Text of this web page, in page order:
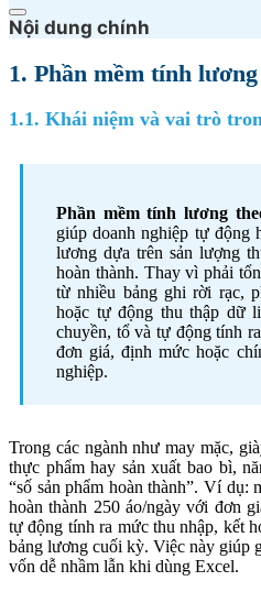
Nội dung chính
1. Phần mềm tính
1.1. Khái niệm và vai trò
Phần mềm tính lương
giúp doanh nghiệp tự động
lương dựa trên sản lượng
hoàn thành. Thay vì phải
từ nhiều bảng ghi rời rạc,
hoặc tự động thu thập dữ
chuyền, tổ và tự động tính
đơn giá, định mức hoặc
nghiệp.
Trong các ngành như may mặc,
thực phẩm hay sản xuất bao bì,
“số sản phẩm hoàn thành”. Ví dụ:
hoàn thành 250 áo/ngày với đơn
tự động tính ra mức thu nhập, kết
bảng lương cuối kỳ. Việc này giúp
vốn dễ nhầm lẫn khi dùng Excel.